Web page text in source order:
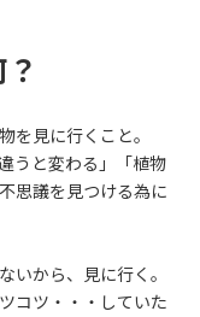
を見に行くこと。
うと変わる」「植物
思議を見つける為に
いから、見に行く。
コツ・・・していた